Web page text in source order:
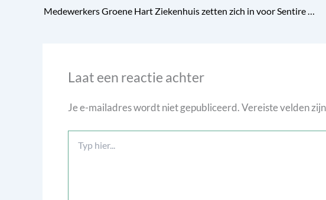
Medewerkers Groene Hart Ziekenhuis zetten zich in voor Sentire tijdens singelloop Gouda!
Laat een reactie achter
Je e-mailadres wordt niet gepubliceerd.Vereiste velden
hier...